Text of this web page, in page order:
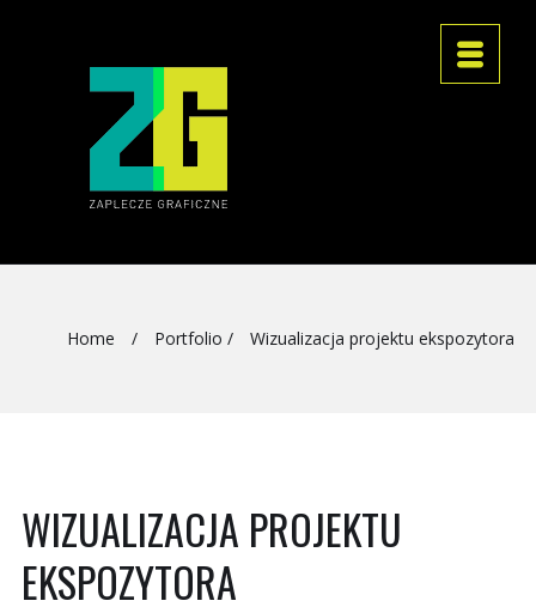
Home / Portfolio / Wizualizacja projektu ekspozytora
WIZUALIZACJA PROJEKTU
EKSPOZYTORA